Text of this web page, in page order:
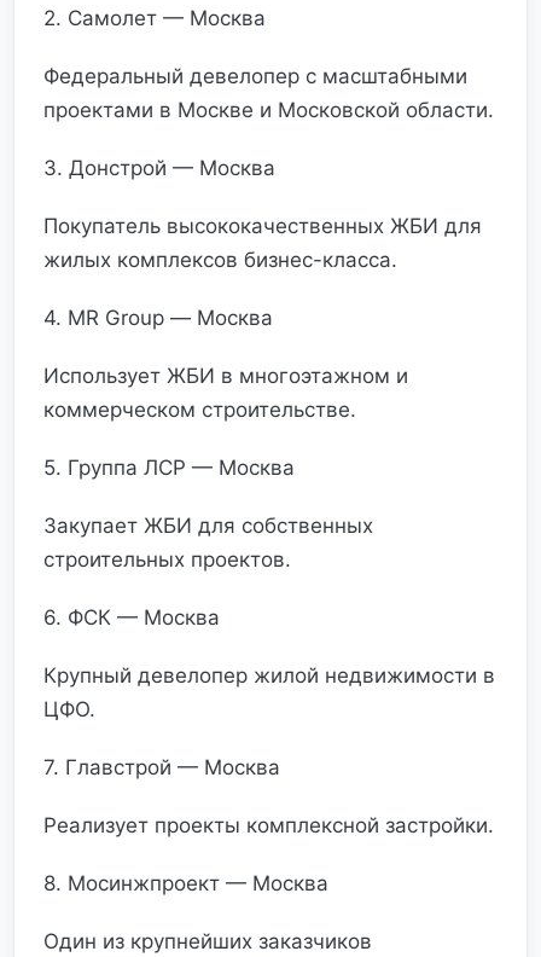
2. Самолет — Москва
Федеральный девелопер с масштабными
проектами в Москве и Московской области.
3. Донстрой — Москва
Покупатель высококачественных ЖБИ для
жилых комплексов бизнес-класса.
4. MR Group — Москва
Использует ЖБИ в многоэтажном и
коммерческом строительстве.
5. Группа ЛСР — Москва
Закупает ЖБИ для собственных
строительных проектов.
6. ФСК — Москва
Крупный девелопер жилой недвижимости в
ЦФО.
7. Главстрой — Москва
Реализует проекты комплексной застройки.
8. Мосинжпроект — Москва
Один из крупнейших заказчиков